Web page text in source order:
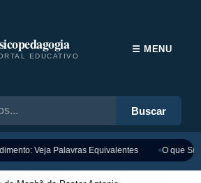
EDUCATIVO
Buscar
☰ MENU
Veja Palavras Equivalentes O que